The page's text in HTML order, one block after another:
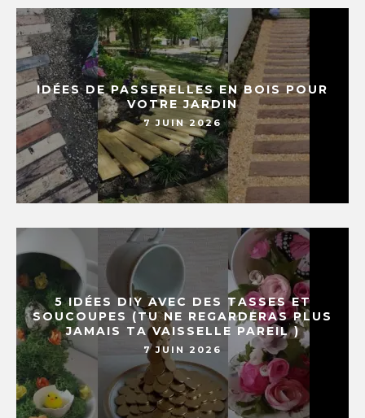
IDÉES DE PASSERELLES EN BOIS POUR
VOTRE JARDIN
7 JUIN 2026
5 IDÉES DIY AVEC DES TASSES ET
SOUCOUPES (TU NE REGARDERAS PLUS
JAMAIS TA VAISSELLE PAREIL )
7 JUIN 2026